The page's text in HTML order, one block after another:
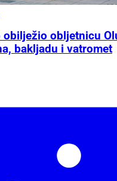
obilježio obljetnicu
bakljadu i vatromet